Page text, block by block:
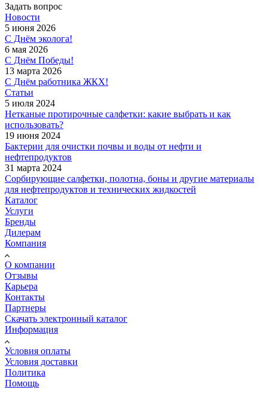
Задать вопрос
Новости
5 июня 2026
С Днём эколога!
6 мая 2026
С Днём Победы!
13 марта 2026
С Днём работника ЖКХ!
Статьи
5 июля 2024
Нетканые протирочные салфетки: какие выбрать и как
использовать?
19 июня 2024
Бактерии для очистки почвы и воды от нефти и
нефтепродуктов
31 марта 2024
Сорбирующие салфетки, полотна, боны и другие материалы
для нефтепродуктов и технических жидкостей
Каталог
Услуги
Бренды
Дилерам
Компания
О компании
Отзывы
Карьера
Контакты
Партнеры
Скачать электронный каталог
Информация
Условия оплаты
Условия доставки
Политика
Помощь